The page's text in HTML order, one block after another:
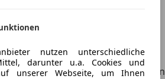
nutzen unterschiedliche
darunter u.a. Cookies und
unserer Webseite, um Ihnen
Mitbewerbern. Das System
Android Betriebssystem,
AR-Head-up-Display
alles Wichtige geboten
im Innenraum an vielen